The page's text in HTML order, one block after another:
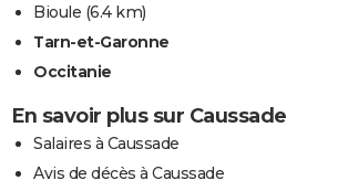
Bioule (6.4 km)
Tarn-et-Garonne
Occitanie
En savoir plus sur Caussade
Salaires à Caussade
Avis de décès à Caussade